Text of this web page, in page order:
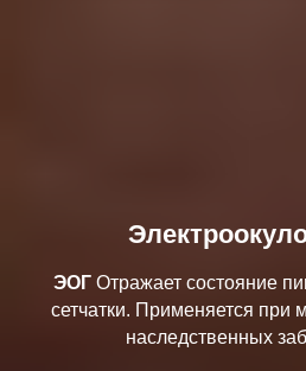
ЭОГ Отражает состояние
сетчатки. Применяется при
наследственных